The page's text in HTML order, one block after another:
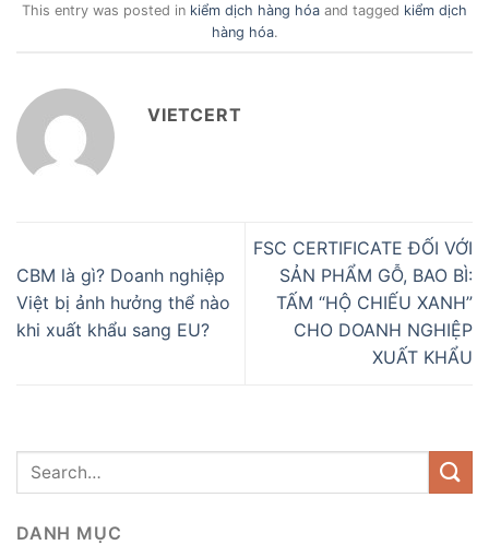
This entry was posted in kiểm dịch hàng hóa and tagged kiểm dịch
hàng hóa.
VIETCERT
CBM là gì? Doanh nghiệp
Việt bị ảnh hưởng thể nào
khi xuất khẩu sang EU?
FSC CERTIFICATE ĐỐI VỚI
SẢN PHẨM GỖ, BAO BÌ:
TẤM “HỘ CHIẾU XANH”
CHO DOANH NGHIỆP
XUẤT KHẨU
DANH MỤC